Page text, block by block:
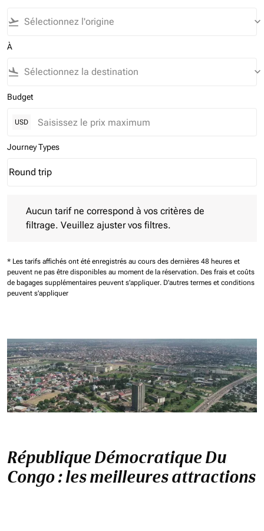
flight_takeoff keyboard_arrow_down
À
flight_land keyboard_arrow_down
Budget
USD
Journey Types
Journey Types option Round trip Selected
Round trip
keyboard_arrow_down
Aucun tarif ne correspond à vos critères de
filtrage. Veuillez ajuster vos filtres.
* Les tarifs affichés ont été enregistrés au cours des dernières 48 heures et
peuvent ne pas être disponibles au moment de la réservation. Des frais et coûts
de bagages supplémentaires peuvent s'appliquer. D'autres termes et conditions
peuvent s'appliquer
République Démocratique Du
Congo : les meilleures attractions